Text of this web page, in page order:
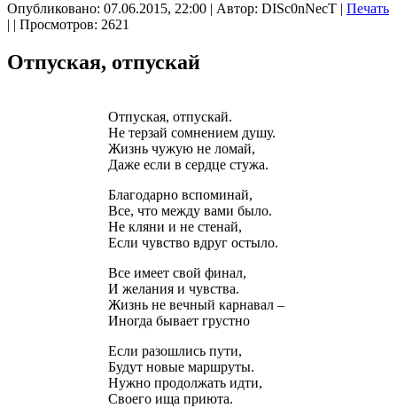
Опубликовано: 07.06.2015, 22:00 | Автор: DISc0nNecT | Печать
| | Просмотров: 2621
Отпуская, отпускай
Отпуская, отпускай.
Не терзай сомнением душу.
Жизнь чужую не ломай,
Даже если в сердце стужа.
Благодарно вспоминай,
Все, что между вами было.
Не кляни и не стенай,
Если чувство вдруг остыло.
Все имеет свой финал,
И желания и чувства.
Жизнь не вечный карнавал –
Иногда бывает грустно
Если разошлись пути,
Будут новые маршруты.
Нужно продолжать идти,
Своего ища приюта.